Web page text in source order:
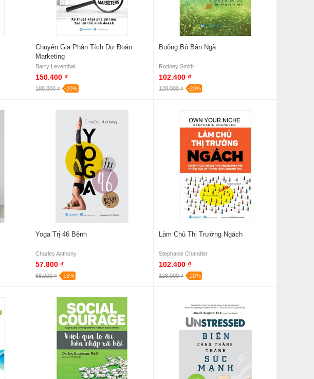
Chuyên Gia Phân Tích Dự Đoán
Marketing
Barry Leventhal
150.400 ₫
188.000 ₫ -20%
Buông Bỏ Bản Ngã
Rodney Smith
102.400 ₫
128.000 ₫ -20%
Yoga Trị 46 Bệnh
Charles Anthony
57.800 ₫
68.000 ₫ -15%
Làm Chủ Thị Trường Ngách
Stephanie Chandler
102.400 ₫
128.000 ₫ -20%